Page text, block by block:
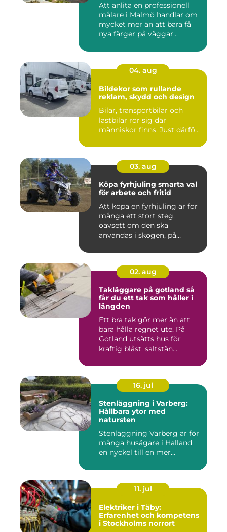
Att anlita en professionell
målare i Malmö handlar om
mycket mer än att bara få
nya färger på väggar...
04. aug
Bildekor som rullande
reklam, skydd och design
Bilar, transportbilar och
lastbilar rör sig där
människor finns. Just därfö...
03. aug
Köpa fyrhjuling smarta val
för arbete och fritid
Att köpa en fyrhjuling är för
många ett stort steg,
oavsett om den ska
användas i skogen, på
02. aug
Takläggare på gotland så
får du ett tak som håller i
längden
Ett bra tak gör mer än att
bara hålla regnet ute. På
Gotland utsätts hus för
kraftig blåst, saltstän...
16. jul
Stenläggning i Varberg:
Hållbara ytor med
natursten
Stenläggning Varberg är för
många husägare i Halland
en nyckel till en mer...
11. jul
Elektriker i Täby:
Erfarenhet och kompetens
i Stockholms norrort